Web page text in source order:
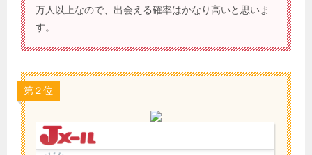
万人以上なので、出会える確率はかなり高いと思いま
す。
第２位